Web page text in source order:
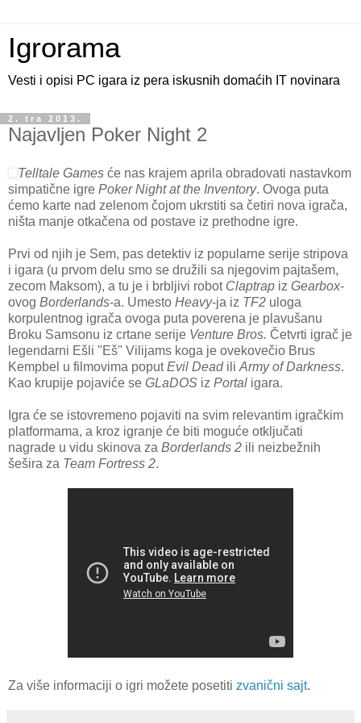
Igrorama
Vesti i opisi PC igara iz pera iskusnih domaćih IT novinara
2. tra 2013.
Najavljen Poker Night 2
Telltale Games će nas krajem aprila obradovati nastavkom
simpatične igre Poker Night at the Inventory. Ovoga puta
ćemo karte nad zelenom čojom ukrstiti sa četiri nova igrača,
ništa manje otkačena od postave iz prethodne igre.
Prvi od njih je Sem, pas detektiv iz popularne serije stripova
i igara (u prvom delu smo se družili sa njegovim pajtašem,
zecom Maksom), a tu je i brbljivi robot Claptrap iz Gearbox-
ovog Borderlands-a. Umesto Heavy-ja iz TF2 uloga
korpulentnog igrača ovoga puta poverena je plavušanu
Broku Samsonu iz crtane serije Venture Bros. Četvrti igrač je
legendarni Ešli "Eš" Vilijams koga je ovekovečio Brus
Kempbel u filmovima poputEvil Dead ili Army of Darkness.
Kao krupije pojaviće se GLaDOS iz Portal igara.
Igra će se istovremeno pojaviti na svim relevantim igračkim
platformama, a kroz igranje će biti moguće otključati
nagrade u vidu skinova za Borderlands 2 ili neizbežnih
šešira za Team Fortress 2.
Za više informaciji o igri možete posetiti zvanični sajt.